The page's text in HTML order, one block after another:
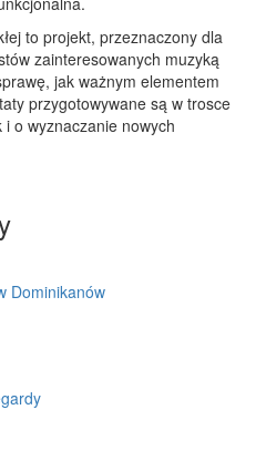
to projekt, przeznaczony dla
zainteresowanych muzyką
jak ważnym elementem
przygotowywane są w trosce
o wyznaczanie nowych
Dominikanów